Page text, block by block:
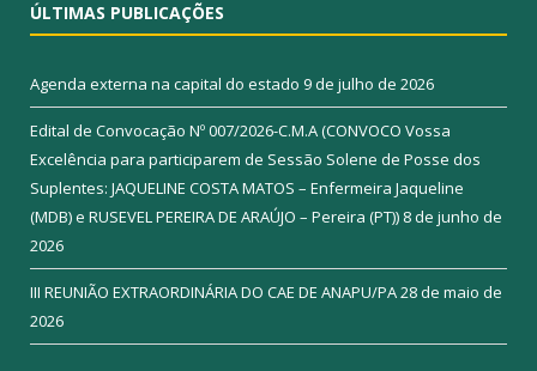
ÚLTIMAS PUBLICAÇÕES
Agenda externa na capital do estado 9 de julho de 2026
Edital de Convocação Nº 007/2026-C.M.A (CONVOCO Vossa
Excelência para participarem de Sessão Solene de Posse dos
Suplentes: JAQUELINE COSTA MATOS – Enfermeira Jaqueline
(MDB) e RUSEVEL PEREIRA DE ARAÚJO – Pereira (PT)) 8 de junho de
2026
III REUNIÃO EXTRAORDINÁRIA DO CAE DE ANAPU/PA28 de maio de
2026